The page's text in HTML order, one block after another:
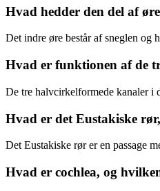
Hvad hedder den del af
Det indre øre består af sneglen og
Hvad er funktionen af de
De tre halvcirkelformede kanaler i
Hvad er det Eustakiske
Det Eustakiske rør er en passage
Hvad er cochlea, og